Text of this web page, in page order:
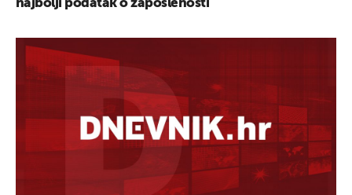
najbolji podatak o zaposlenosti